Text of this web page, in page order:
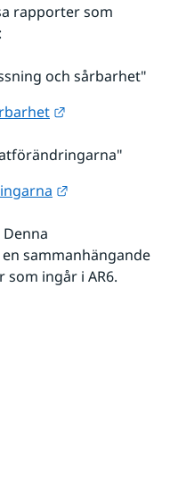
rapporter som
och sårbarhet"
sammanhängande
ingår i AR6.